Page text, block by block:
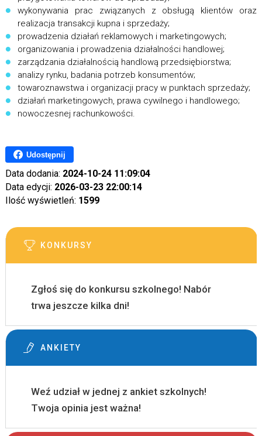
wykonywania prac związanych z obsługą klientów oraz
realizacja transakcji kupna i sprzedaży;
prowadzenia działań reklamowych i marketingowych;
organizowania i prowadzenia działalności handlowej;
zarządzania działalnością handlową przedsiębiorstwa;
analizy rynku, badania potrzeb konsumentów;
towaroznawstwa i organizacji pracy w punktach sprzedaży;
działań marketingowych, prawa cywilnego i handlowego;
nowoczesnej rachunkowości.
Udostępnij
Data dodania: 2024-10-24 11:09:04
Data edycji: 2026-03-23 22:00:14
Ilość wyświetleń: 1599
KONKURSY
Zgłoś się do konkursu szkolnego! Nabór
trwa jeszcze kilka dni!
ANKIETY
Weź udział w jednej z ankiet szkolnych!
Twoja opinia jest ważna!